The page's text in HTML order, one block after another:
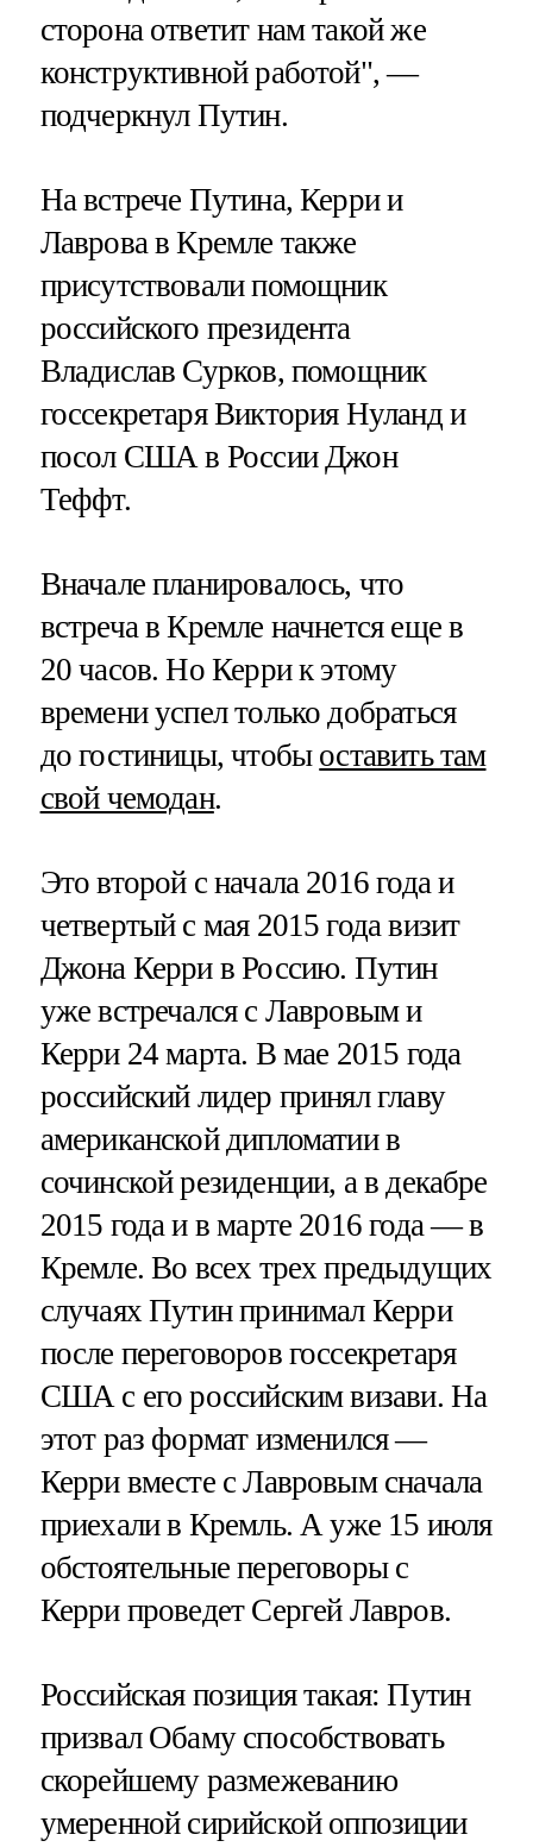
сторона ответит нам такой же
конструктивной работой", —
подчеркнул Путин.
На встрече Путина, Керри и
Лаврова в Кремле также
присутствовали помощник
российского президента
Владислав Сурков, помощник
госсекретаря Виктория Нуланд и
посол США в России Джон
Теффт.
Вначале планировалось, что
встреча в Кремле начнется еще в
20 часов. Но Керри к этому
времени успел только добраться
до гостиницы, чтобы оставить там
свой чемодан.
Это второй с начала 2016 года и
четвертый с мая 2015 года визит
Джона Керри в Россию. Путин
уже встречался с Лавровым и
Керри 24 марта. В мае 2015 года
российский лидер принял главу
американской дипломатии в
сочинской резиденции, а в декабре
2015 года и в марте 2016 года — в
Кремле. Во всех трех предыдущих
случаях Путин принимал Керри
после переговоров госсекретаря
США с его российским визави. На
этот раз формат изменился —
Керри вместе с Лавровым сначала
приехали в Кремль. А уже 15 июля
обстоятельные переговоры с
Керри проведет Сергей Лавров.
Российская позиция такая: Путин
призвал Обаму способствовать
скорейшему размежеванию
умеренной сирийской оппозиции